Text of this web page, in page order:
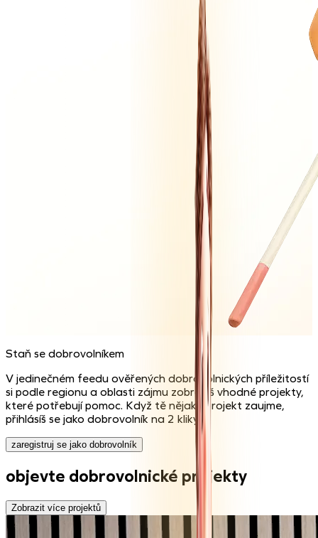
Staň se dobrovolníkem
V jedinečném feedu ověřených dobrovolnických příležitostí
si podle regionu a oblasti zájmu zobrazíš vhodné projekty,
které potřebují pomoc. Když tě nějaký projekt zaujme,
přihlásíš se jako dobrovolník na 2 kliky.
zaregistruj se jako dobrovolník
objevte dobrovolnické projekty
Zobrazit více projektů